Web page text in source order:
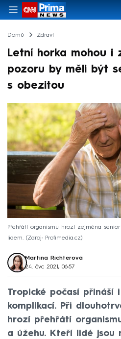
Domů Zdraví
Letní horka mohou i
pozoru by měli být
s obezitou
Přehřátí organismu hrozí zejména
lidem.
Zdroj: Profimedia.cz
Martina Richterová
24. čvc 2021, 06:57
Tropické počasí přináší
komplikací. Při
hrozí přehřátí
a úžehu. Kteří lidé jsou